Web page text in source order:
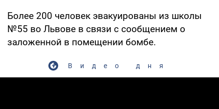
Более 200 человек эвакуированы из школы
№55 во Львове в связи с сообщением о
заложенной в помещении бомбе.
Видео дня